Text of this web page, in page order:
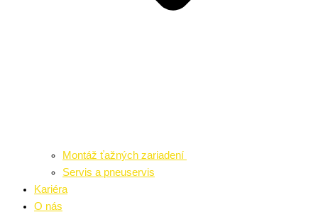
Montáž ťažných zariadení
Servis a pneuservis
Kariéra
O nás